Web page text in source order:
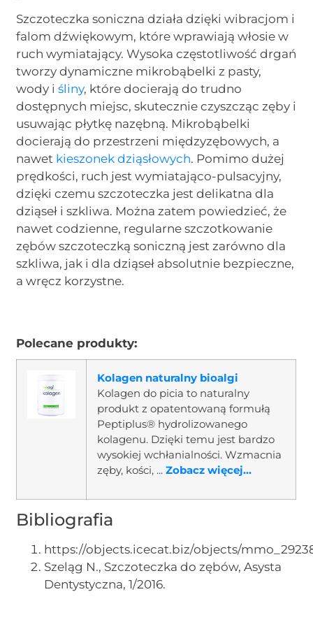
Szczoteczka soniczna działa dzięki wibracjom i
falom dźwiękowym, które wprawiają włosie w
ruch wymiatający. Wysoka częstotliwość drgań
tworzy dynamiczne mikrobąbelki z pasty,
wody iśliny, które docierają do trudno
dostępnych miejsc, skutecznie czyszcząc zęby i
usuwając płytkę nazębną. Mikrobąbelki
docierają do przestrzeni międzyzębowych, a
nawet kieszonek dziąsłowych. Pomimo dużej
prędkości, ruch jest wymiatająco-pulsacyjny,
dzięki czemu szczoteczka jest delikatna dla
dziąseł i szkliwa. Można zatem powiedzieć, że
nawet codzienne, regularne szczotkowanie
zębów szczoteczką soniczną jest zarówno dla
szkliwa, jak i dla dziąseł absolutnie bezpieczne,
a wręcz korzystne.
Polecane produkty:
Kolagen naturalny bioalgi
Kolagen do picia to naturalny
produkt z opatentowaną formułą
Peptiplus® hydrolizowanego
kolagenu. Dzięki temu jest bardzo
wysokiej wchłanialności. Wzmacnia
zęby, kości, ...Zobacz więcej...
Bibliografia
https://objects.icecat.biz/objects/
Szeląg N., Szczoteczka do zębów, Asysta
Dentystyczna, 1/2016.